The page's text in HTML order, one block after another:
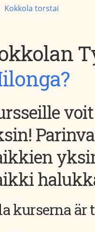
Kokkola torstai
kurserna är